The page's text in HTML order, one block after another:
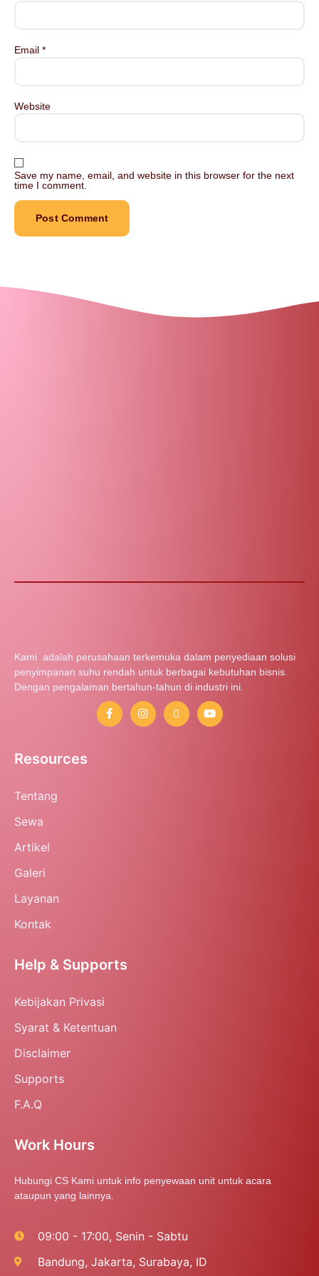
Email *
Website
Save my name, email, and website in this browser for the next
time I comment.
Kami adalah perusahaan terkemuka dalam penyediaan solusi
penyimpanan suhu rendah untuk berbagai kebutuhan bisnis.
Dengan pengalaman bertahun-tahun di industri ini.
Resources
Tentang
Sewa
Artikel
Galeri
Layanan
Kontak
Help & Supports
Kebijakan Privasi
Syarat & Ketentuan
Disclaimer
Supports
F.A.Q
Work Hours
Hubungi CS Kami untuk info penyewaan unit untuk acara
ataupun yang lainnya.
09:00 - 17:00, Senin - Sabtu
Bandung, Jakarta, Surabaya, ID